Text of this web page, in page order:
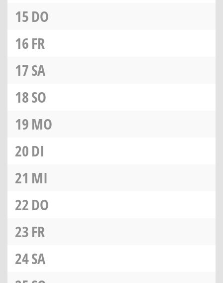
15DO
16FR
17SA
18SO
19MO
20DI
21 MI
22DO
23FR
24SA